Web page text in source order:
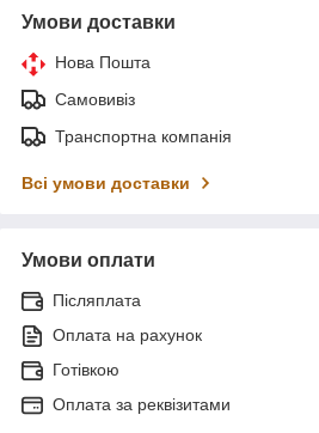
Умови доставки
Нова Пошта
Самовивіз
Транспортна компанія
Всі умови доставки
Умови оплати
Післяплата
Оплата на рахунок
Готівкою
Оплата за реквізитами